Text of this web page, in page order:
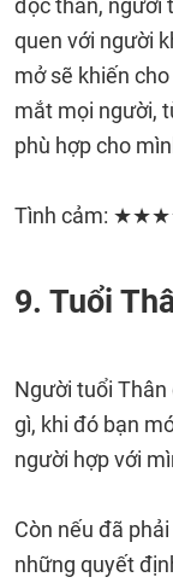
độc thân, người
quen với người
mở sẽ khiến
mắt mọi người,
phù hợp cho
Tình cảm:
9. Tuổi
Người tuổi
gì, khi đó bạn
người hợp với
Còn nếu đã
những quyết